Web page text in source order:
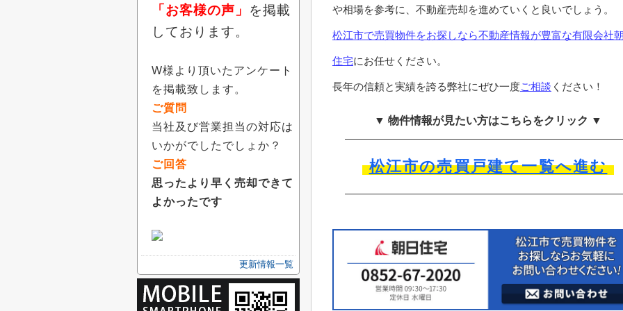
や相場を参考に、不動産売却を進めていくと良いでしょう。
松江市で売買物件をお探しなら不動産情報が豊富な有限会社
住宅にお任せください。
長年の信頼と実績を誇る弊社にぜひ一度ご相談 ください！
▼ 物件情報が見たい方はこちらをクリック ▼
松江市の売買戸建て一覧へ進む
「お客様の声」 を掲載
しております。
W様より頂いたアンケート
を掲載致します。
ご質問
当社及び営業担当の対応は
いかがでしたでしょか？
ご回答
思ったより早く売却できて
よかったです
更新情報一覧